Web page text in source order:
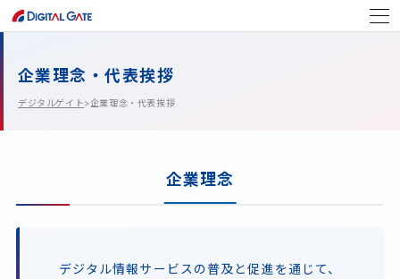
企業理念・代表挨拶
デジタルゲイト>企業理念・代表挨拶
企業理念
デジタル情報サービスの普及と促進を通じて、